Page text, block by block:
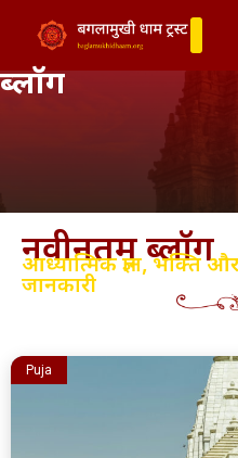
ब्लॉग
नवीनतम ब्लॉग
आध्यात्मिक ज्ञान, भक्ति
जानकारी
Puja